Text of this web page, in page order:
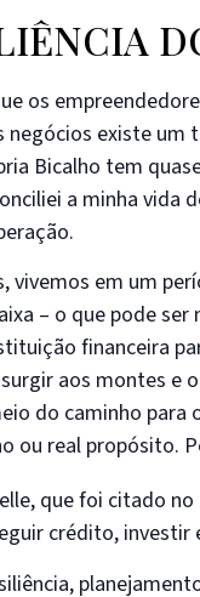
os
existe um
Bicalho tem
a minha vida
vivemos em um
– o que pode
financeira
aos montes e
do caminho para
ou real propósito.
que foi citado
crédito, investir